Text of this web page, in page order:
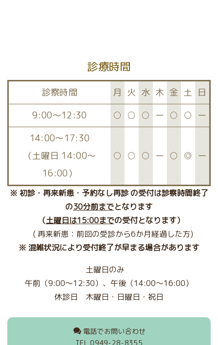
診療時間
診察時間 月 火 水 木 金 土 日
9:00～12:30
○ ○ ○ ー ○ ○ ー
14:00〜17:30
（土曜日 14:00～
16:00）
○ ○ ○ ー ○ ◎ ー
※ 初診・再来新患・予約なし再診 の受付は診察時間終了
の30分前までとなります
（土曜日は15:00までの受付となります）
( 再来新患：前回の受診から6か月経過した方)
※ 混雑状況により受付終了が早まる場合があります
土曜日のみ
午前（9:00～12:30）、午後（14:00～16:00）
休診日 木曜日・ 日曜日・祝日
電話でお問い合わせ
TEL 0949-28-8355